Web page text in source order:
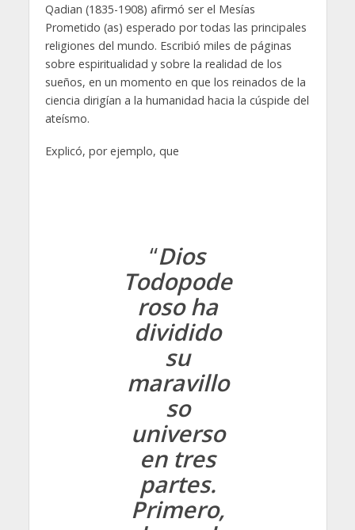
Qadian (1835-1908) afirmó ser el Mesías
Prometido (as) esperado por todas las principales
religiones del mundo. Escribió miles de páginas
sobre espiritualidad y sobre la realidad de los
sueños, en un momento en que los reinados de la
ciencia dirigían a la humanidad hacia la cúspide del
ateísmo.
Explicó, por ejemplo, que
“Dios
Todopode
roso ha
dividido
su
maravillo
so
universo
en tres
partes.
Primero,